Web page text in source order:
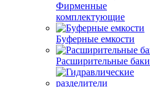
Фирменные
комплектующие
Буферные емкости
Расширительные баки